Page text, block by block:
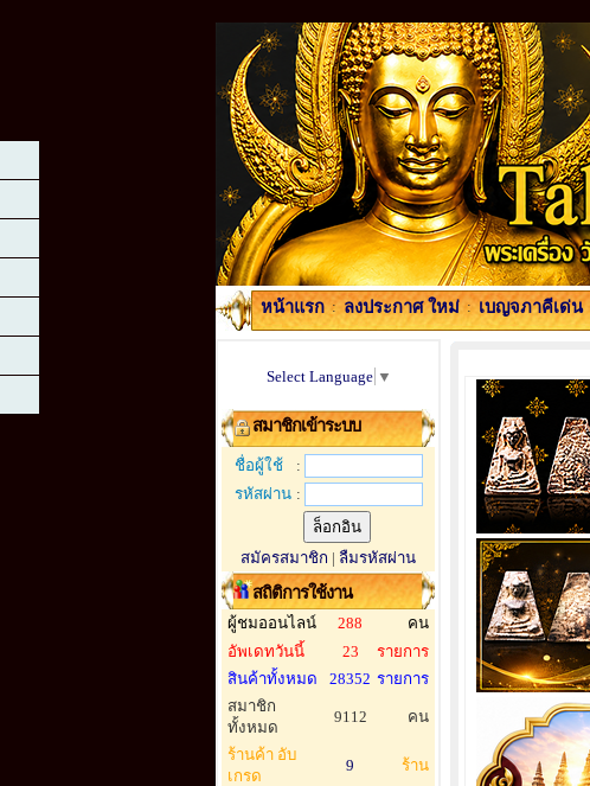
หน้าแรก : ลงประกาศ ใหม่ : เบญจภาคีเด่น
Select Language ▼
สมาชิกเข้าระบบ
ชื่อผู้ใช้
:
รหัสผ่าน :
สมัครสมาชิก | ลืมรหัสผ่าน
สถิติการใช้งาน
ผู้ชมออนไลน์ 288
คน
อัพเดทวันนี้
23
รายการ
สินค้าทั้งหมด
28352 รายการ
สมาชิก
ทั้งหมด
9112 คน
ร้านค้า อับ
เกรด
9 ร้าน